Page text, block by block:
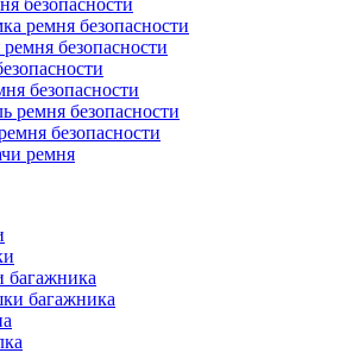
ремня безопасности
безопасности
безопасности
ремня безопасности
безопасности
ремня
багажника
багажника